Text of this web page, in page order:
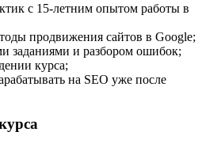
с 15-летним опытом работы в
продвижения сайтов в Google;
заданиями и разбором ошибок;
курса;
на SEO уже после